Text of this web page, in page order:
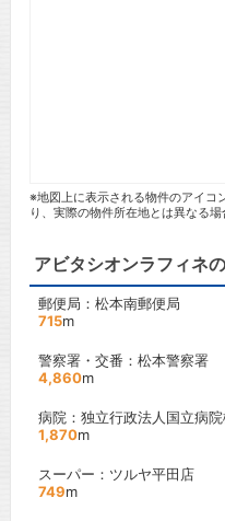
※地図上に表示される物件のアイコ
り、実際の物件所在地とは異なる場
アビタシオンラフィネ
郵便局：松本南郵便局
715m
警察署・交番：松本警察署
4,860m
病院：独立行政法人国立病
1,870m
スーパー：ツルヤ平田店
749m